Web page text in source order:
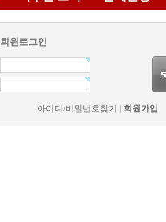
회원로그인
아이디/비밀번호찾기 회원가입